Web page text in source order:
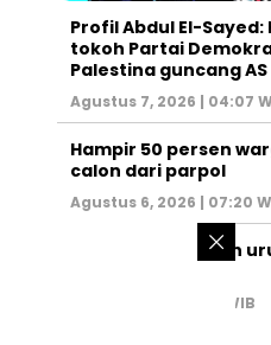
Profil Abdul El-
tokoh Partai
Palestina guncang AS
Agustus 7, 2026 | 04:07
Hampir 50 persen
calon dari parpol
Agustus 6, 2026 | 07:20
PM Israel serahkan
Juli 31, 2026 | 02:47 WIB